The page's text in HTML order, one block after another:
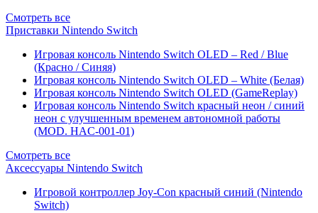
Смотреть все
Приставки Nintendo Switch
Игровая консоль Nintendo Switch OLED – Red / Blue
(Красно / Синяя)
Игровая консоль Nintendo Switch OLED – White (Белая)
Игровая консоль Nintendo Switch OLED (GameReplay)
Игровая консоль Nintendo Switch красный неон / синий
неон с улучшенным временем автономной работы
(MOD. HAC-001-01)
Смотреть все
Аксессуары Nintendo Switch
Игровой контроллер Joy-Con красный синий (Nintendo
Switch)